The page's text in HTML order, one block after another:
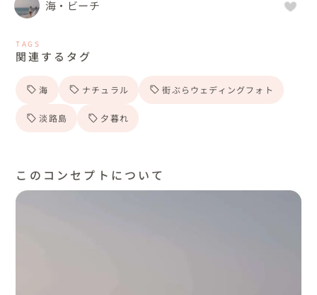
海・ビーチ
TAGS
関連するタグ
海 ナチュラル 街ぶらウェディングフォト
淡路島 夕暮れ
このコンセプトについて